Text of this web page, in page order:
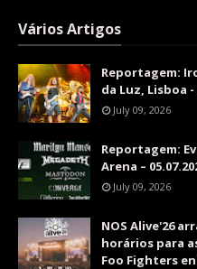
Vários Artigos
Reportagem:
da Luz, Lisboa -
July 09, 2026
Reportagem:
Arena –
July 09, 2026
NOS Alive'26
horários para
Foo Fighters